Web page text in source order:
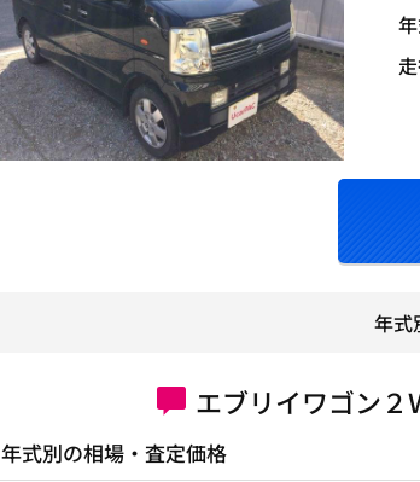
年式
エブリイワゴン
年式別の相場・査定価格